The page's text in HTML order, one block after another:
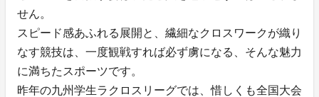
せん。
スピード感あふれる展開と、繊細なクロスワークが織り
なす競技は、一度観戦すれば必ず虜になる、そんな魅力
に満ちたスポーツです。
昨年の九州学生ラクロスリーグでは、惜しくも全国大会